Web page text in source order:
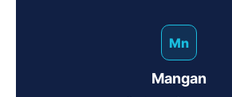
Mn
Mangan